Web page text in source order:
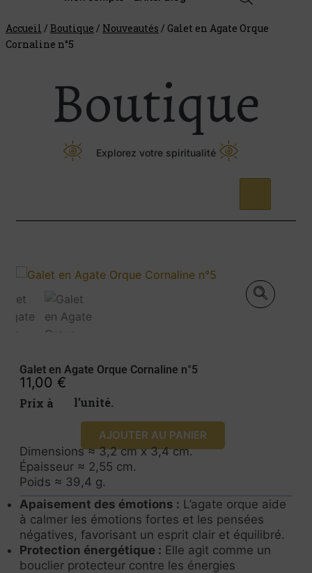
Accueil / Boutique / Nouveautés / Galet en Agate Orque
Cornaline n°5
Boutique
Explorez votre spiritualité
Galet en Agate Orque Cornaline n°5
11,00 €
Prix à l’unité.
AJOUTER AU PANIER
Dimensions ≈ 3,2 cm x 3,4 cm.
Épaisseur ≈ 2,55 cm.
Poids ≈ 39,4 g.
Apaisement des émotions : L’agate orque aide
à calmer les émotions fortes et les pensées
négatives, favorisant un esprit clair et équilibré.
Protection énergétique : Elle agit comme un
bouclier protecteur contre les énergies